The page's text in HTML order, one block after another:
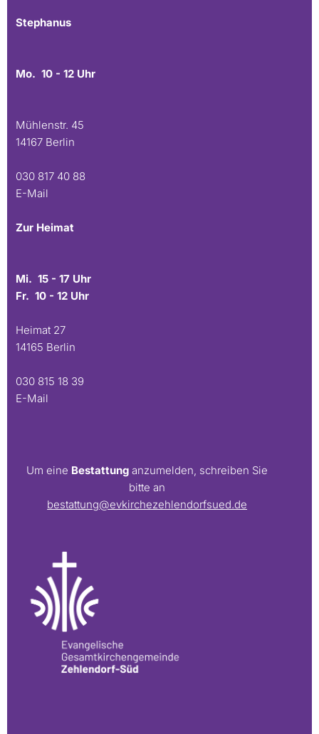
Stephanus
Mo. 10 - 12 Uhr
Mühlenstr. 45
14167 Berlin
030 817 40 88
E-Mail
Zur Heimat
Mi. 15 - 17 Uhr
Fr. 10 - 12 Uhr
Heimat 27
14165 Berlin
030 815 18 39
E-Mail
Um eine Bestattung anzumelden, schreiben Sie
bitte an
bestattung@evkirchezehlendorfsued.de